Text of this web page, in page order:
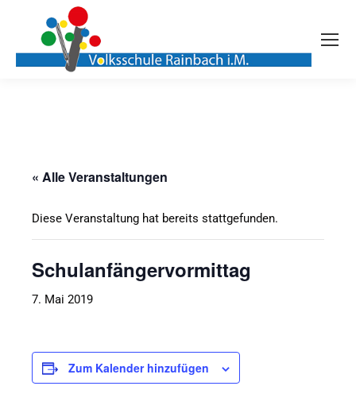
« Alle Veranstaltungen
Diese Veranstaltung hat bereits stattgefunden.
Schulanfängervormittag
7. Mai 2019
Zum Kalender hinzufügen